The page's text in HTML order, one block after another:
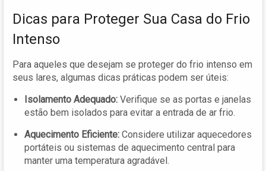
Dicas para Proteger Sua Casa do Frio
Intenso
Para aqueles que desejam se proteger do frio intenso em
seus lares, algumas dicas práticas podem ser úteis:
Isolamento Adequado: Verifique se as portas e janelas
estão bem isolados para evitar a entrada de ar frio.
Aquecimento Eficiente: Considere utilizar aquecedores
portáteis ou sistemas de aquecimento central para
manter uma temperatura agradável.